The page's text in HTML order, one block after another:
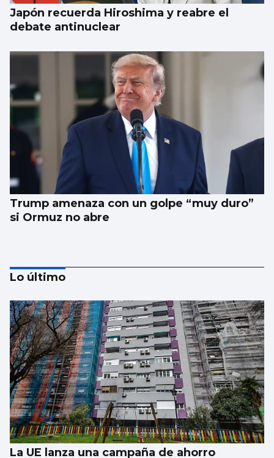
Japón recuerda Hiroshima y reabre el
debate antinuclear
Trump amenaza con un golpe “muy duro”
si Ormuz no abre
EEUU ve posible llegar a un acuerdo
inminente con Irán
Lo último
La UE lanza una campaña de ahorro